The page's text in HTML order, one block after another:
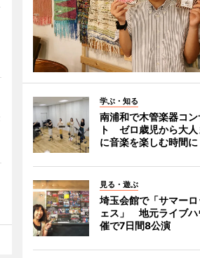
学ぶ・知る
南浦和で木管楽器コン
ト ゼロ歳児から大人
に音楽を楽しむ時間に
見る・遊ぶ
埼玉会館で「サマーロ
ェス」 地元ライブハ
催で7日間8公演